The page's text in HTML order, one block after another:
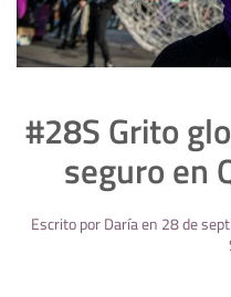
#28S Grito
seguro en
Escrito porDaríaen 28 de